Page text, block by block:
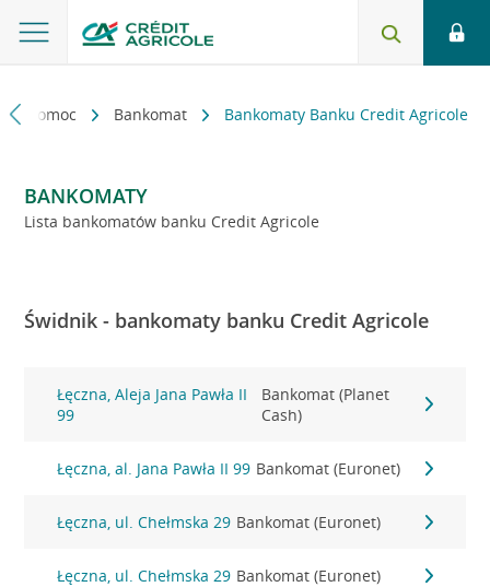
i pomoc Bankomat Bankomaty Banku Credit Agricole
BANKOMATY
Lista bankomatów banku Credit Agricole
Świdnik - bankomaty banku Credit Agricole
Łęczna, Aleja Jana Pawła II
99
Bankomat (Planet
Cash)
Łęczna, al. Jana Pawła II 99 Bankomat (Euronet)
Łęczna, ul. Chełmska 29 Bankomat (Euronet)
Łęczna, ul. Chełmska 29 Bankomat (Euronet)